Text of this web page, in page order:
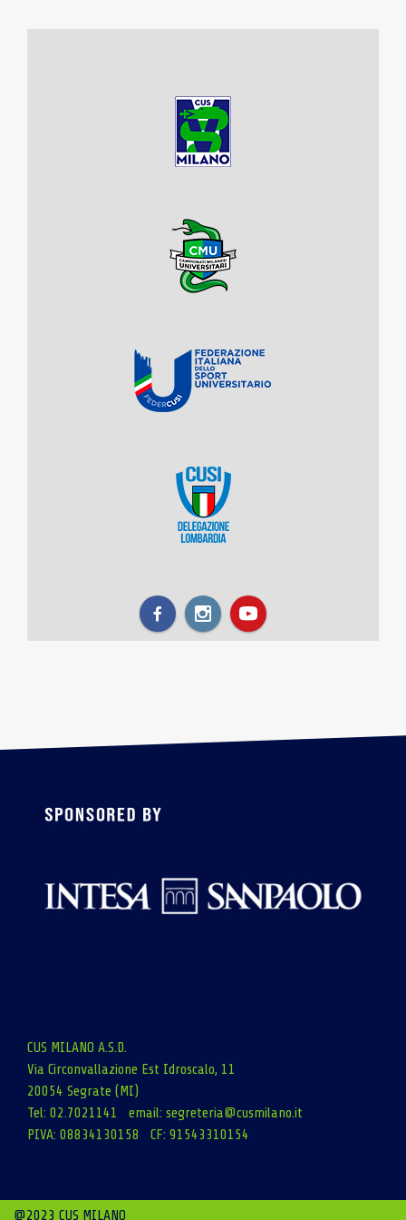
CUS MILANO A.S.D.
Via Circonvallazione Est Idroscalo, 11
20054 Segrate (MI)
Tel: 02.7021141 email: segreteria@cusmilano.it
PIVA: 08834130158 CF: 91543310154
@2023 CUS MILANO